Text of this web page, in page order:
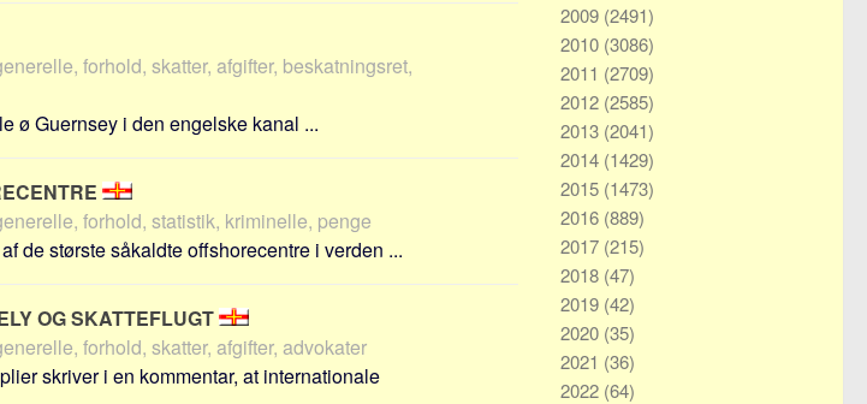
forhold, skatter, afgifter, beskatningsret,
ø Guernsey i den engelske kanal ...
forhold, statistik, kriminelle, penge
de største såkaldte offshorecentre i verden ...
OG SKATTEFLUGT
forhold, skatter, afgifter, advokater
skriver i en kommentar, at internationale
2009 (2491)
2010 (3086)
2011 (2709)
2012 (2585)
2013 (2041)
2014 (1429)
2015 (1473)
2016 (889)
2017 (215)
2018 (47)
2019 (42)
2020 (35)
2021 (36)
2022 (64)